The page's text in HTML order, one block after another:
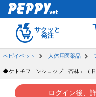
サクッと
発注
ペピイベット 人体用医薬品
◆ケトチフェンシロップ「杏林」（旧
ログイン後、